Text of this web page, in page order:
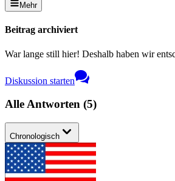
Mehr
Beitrag archiviert
War lange still hier! Deshalb haben wir
Diskussion starten
Alle Antworten (5)
Chronologisch